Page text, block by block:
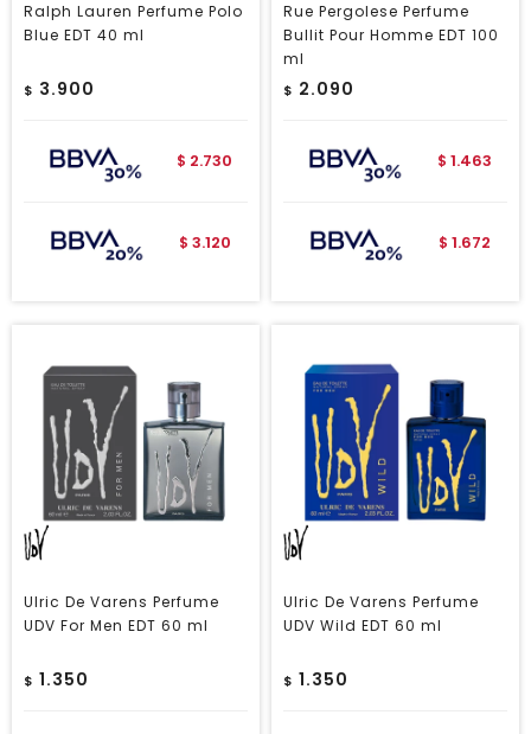
Ralph Lauren Perfume Polo
Blue EDT 40 ml
$ 3.900
$ 2.730
$ 3.120
Rue Pergolese Perfume
Bullit Pour Homme EDT 100
ml
$ 2.090
$ 1.463
$ 1.672
Ulric De Varens Perfume
UDV For Men EDT 60 ml
$ 1.350
Ulric De Varens Perfume
UDV Wild EDT 60 ml
$ 1.350